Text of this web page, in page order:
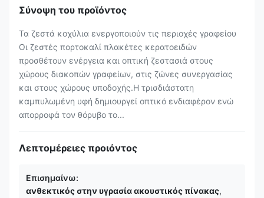
Σύνοψη του προϊόντος
Τα ζεστά κοχύλια ενεργοποιούν τις περιοχές γραφείου
Οι ζεστές πορτοκαλί πλακέτες κερατοειδών
προσθέτουν ενέργεια και οπτική ζεστασιά στους
χώρους διακοπών γραφείων, στις ζώνες συνεργασίας
και στους χώρους υποδοχής.Η τρισδιάστατη
καμπυλωμένη υφή δημιουργεί οπτικό ενδιαφέρον ενώ
απορροφά τον θόρυβο το...
Λεπτομέρειες προιόντος
Επισημαίνω:
ανθεκτικός στην υγρασία ακουστικός πίνακας,